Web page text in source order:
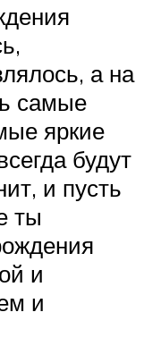
а на
самые
яркие
будут
и пусть
ты
и
и